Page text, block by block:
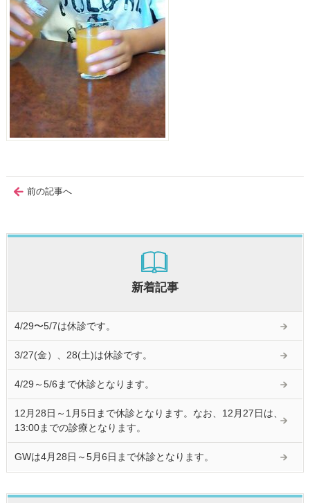
前の記事へ
新着記事
4/29〜5/7は休診です。
3/27(金）、28(土)は休診です。
4/29～5/6まで休診となります。
12月28日～1月5日まで休診となります。なお、12月27日は、
13:00までの診療となります。
GWは4月28日～5月6日まで休診となります。